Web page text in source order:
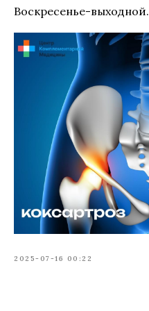
Воскресенье-выходной.
2025-07-16 00:22